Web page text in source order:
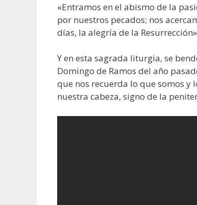
«Entramos en el abismo de la
por nuestros pecados; nos
días, la alegría de la
Y en esta sagrada liturgia, se
Domingo de Ramos del año
que nos recuerda lo que somos y
nuestra cabeza, signo de la